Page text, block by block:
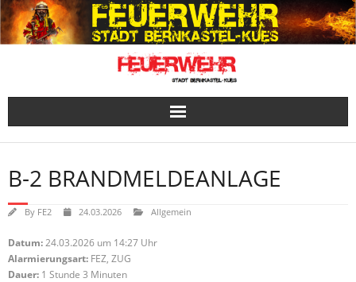
Skip
to
content
B-2 BRANDMELDEANLAGE
By FE2 24.03.2026 Allgemein
Datum:24.03.2026 um 14:27 Uhr
Alarmierungsart: FEZ, ZUG
Dauer: 1 Stunde 3 Minuten